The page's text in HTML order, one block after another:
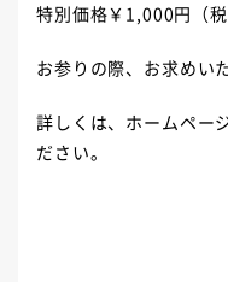
特別価格￥1,000円（税
お参りの際、お求めい
詳しくは、ホームペー
ださい。